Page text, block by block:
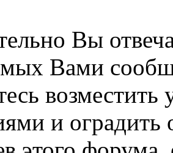
Вы
Вами
и оградить